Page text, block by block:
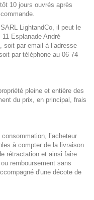
10 jours ouvrés après
LightandCo, il peut le
Esplanade André
soit par email à l’adresse
par téléphone au 06 74
pleine et entière des
du prix, en principal, frais
l’acheteur
à compter de la livraison
rétractation et ainsi faire
remboursement sans
d'une décote de